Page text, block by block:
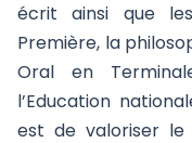
écrit ainsi que
Première, la
Oral en
l’Education
est de valoriser le